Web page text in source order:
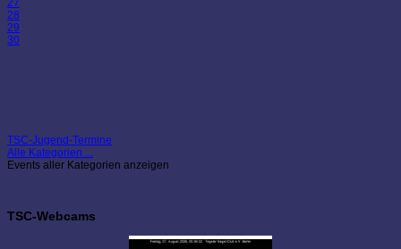
27
28
29
30
TSC-Jugend-Termine
Alle Kategorien ...
Events aller Kategorien anzeigen
TSC-Webcams